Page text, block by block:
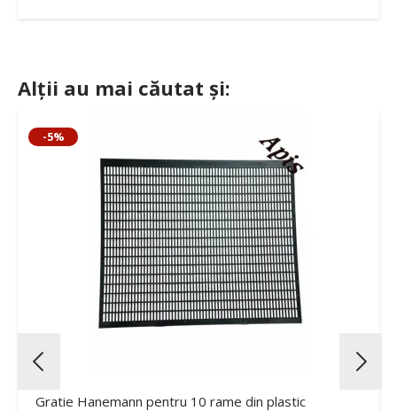
Alții au mai căutat și:
-5%
Gratie Hanemann pentru 10 rame din plastic